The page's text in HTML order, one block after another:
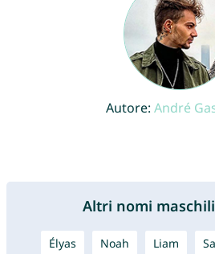
Autore: André
Altri nomi
Élyas Noah Liam